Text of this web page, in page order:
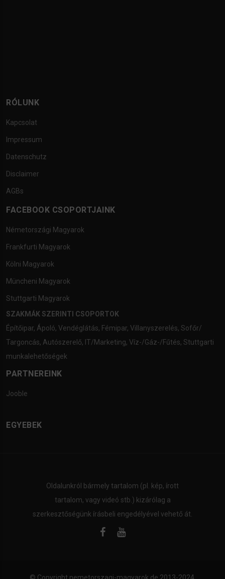
RÓLUNK
Kapcsolat
Impressum
Datenschutz
Disclaimer
AGBs
FACEBOOK CSOPORTJAINK
Németországi Magyarok
Frankfurti Magyarok
Kölni Magyarok
Müncheni Magyarok
Stuttgarti Magyarok
SZAKMÁK SZERINTI CSOPORTOK
Építőipar, Ápoló, Vendéglátás, Fémipar, Villanyszerelés, Sofőr/
Targoncás, Autószerelő, IT/Marketing, Víz-/Gáz-/Fűtés, Stuttgarti
munkalehetőségek
PARTNEREINK
Jooble
EGYEBEK
Oldalunkról bármely tartalom (pl. kép, írott
tartalom, vagy videó stb.) kizárólag a
szerkesztőségünk írásbeli engedélyével vehető át.
© Copyright nemetorszagi-magyarok.de 2013-2024.